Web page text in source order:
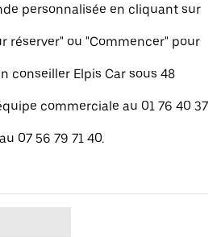
personnalisée en cliquant sur
réserver" ou "Commencer" pour
conseiller Elpis Car sous 48
commerciale au 01 76 40 37
07 56 79 71 40.